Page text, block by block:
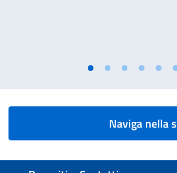
Naviga nella